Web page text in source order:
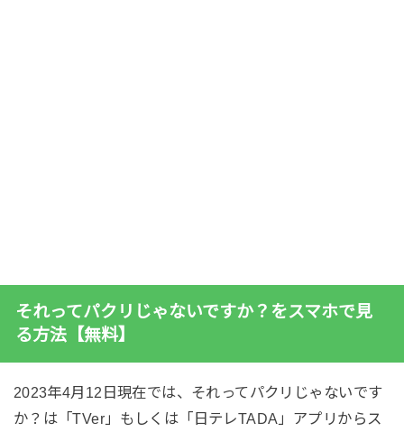
それってパクリじゃないですか？をスマホで見
る方法【無料】
2023年4月12日現在では、それってパクリじゃないです
か？は「TVer」もしくは「日テレTADA」アプリからス